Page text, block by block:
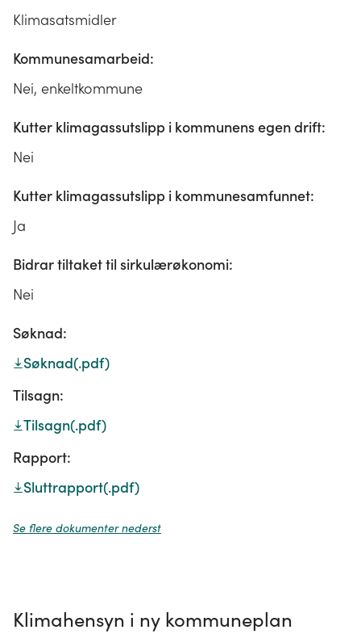
Klimasatsmidler
Kommunesamarbeid:
Nei, enkeltkommune
Kutter klimagassutslipp i kommunens egen drift:
Nei
Kutter klimagassutslipp i kommunesamfunnet:
Ja
Bidrar tiltaket til sirkulærøkonomi:
Nei
Søknad:
Søknad(.pdf)
Tilsagn:
Tilsagn(.pdf)
Rapport:
Sluttrapport(.pdf)
Se flere dokumenter nederst
Klimahensyn i ny kommuneplan